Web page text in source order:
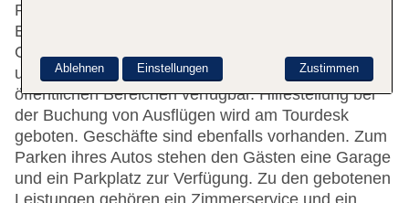
Rezeption im Empfangsbereich steht zur Seite beim
Ein- und Auschecken. Die Einrichtung umfasst eine
Garderobe, eine Gepäckaufbewahrung, einen Safe
und einen Geldautomaten. WLAN ist in den
öffentlichen Bereichen verfügbar. Hilfestellung bei
der Buchung von Ausflügen wird am Tourdesk
geboten. Geschäfte sind ebenfalls vorhanden. Zum
Parken ihres Autos stehen den Gästen eine Garage
und ein Parkplatz zur Verfügung. Zu den gebotenen
Zustimmen
Ablehnen Einstellungen